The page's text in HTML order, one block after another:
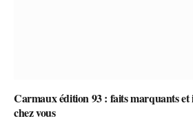
Carmaux édition 93 : faits marquants
chez vous